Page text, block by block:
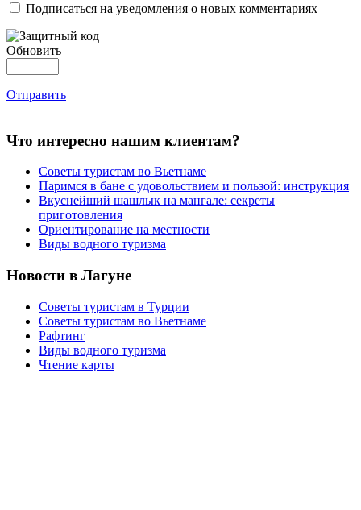
Подписаться на уведомления о новых комментариях
Обновить
Отправить
Что интересно нашим клиентам?
Советы туристам во Вьетнаме
Паримся в бане с удовольствием и пользой: инструкция
Вкуснейший шашлык на мангале: секреты
приготовления
Ориентирование на местности
Виды водного туризма
Новости в Лагуне
Советы туристам в Турции
Советы туристам во Вьетнаме
Рафтинг
Виды водного туризма
Чтение карты